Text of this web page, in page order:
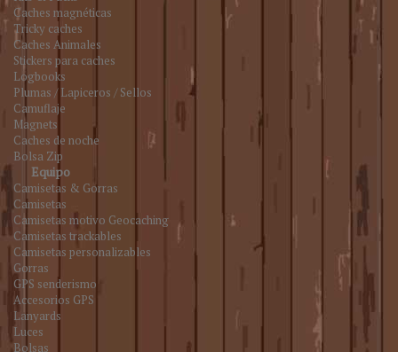
Caches magnéticas
Tricky caches
Caches Animales
Stickers para caches
Logbooks
Plumas / Lapiceros / Sellos
Camuflaje
Magnets
Caches de noche
Bolsa Zip
Equipo
Camisetas & Gorras
Camisetas
Camisetas motivo Geocaching
Camisetas trackables
Camisetas personalizables
Gorras
GPS senderismo
Accesorios GPS
Lanyards
Luces
Bolsas